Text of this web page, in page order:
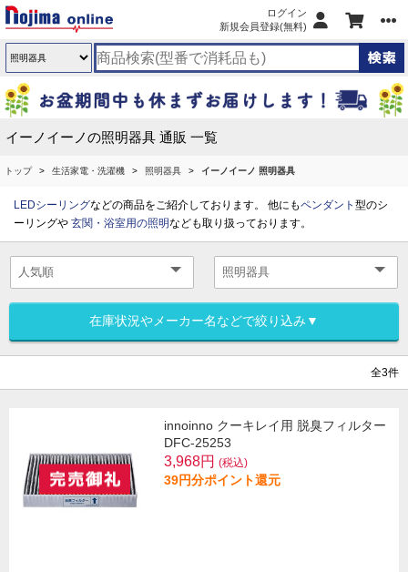
ログイン
新規会員登録(無料)
イーノイーノの照明器具 通販 一覧
トップ 生活家電・洗濯機 照明器具 イーノイーノ 照明器具
LEDシーリングなどの商品をご紹介しております。 他にもペンダント 型のシ
ーリングや 玄関・浴室用の照明なども取り扱っております。
在庫状況やメーカー名などで絞り込み▼
全3件
innoinno クーキレイ用 脱臭フィルター
DFC-25253
3,968円 (税込)
39円分ポイント還元